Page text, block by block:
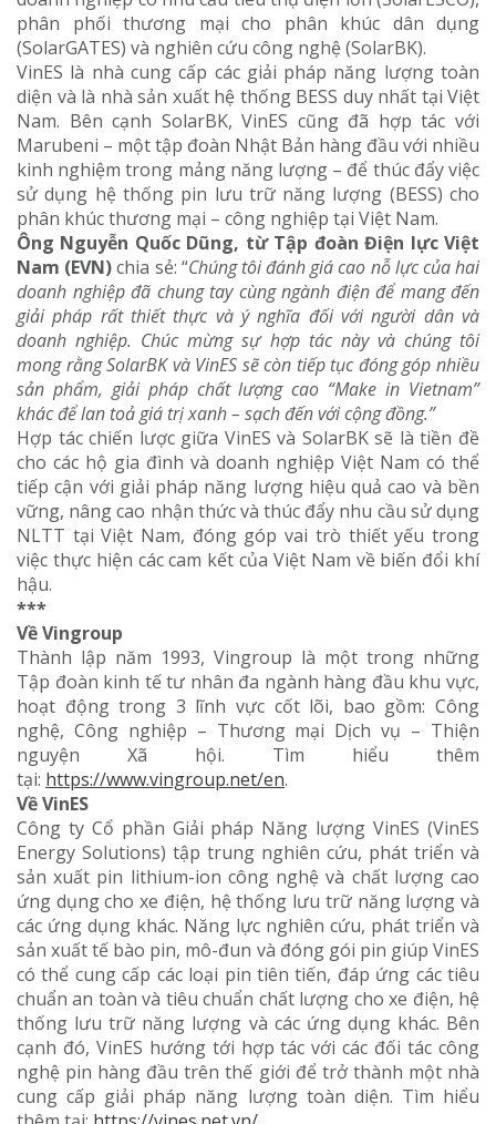
phân phối thương mại cho phân khúc dân dụng
(SolarGATES) và nghiên cứu công nghệ (SolarBK).
VinES là nhà cung cấp các giải pháp năng lượng toàn
diện và là nhà sản xuất hệ thống BESS duy nhất tại Việt
Nam. Bên cạnh SolarBK, VinES cũng đã hợp tác với
Marubeni – một tập đoàn Nhật Bản hàng đầu với nhiều
kinh nghiệm trong mảng năng lượng – để thúc đẩy việc
sử dụng hệ thống pin lưu trữ năng lượng (BESS) cho
phân khúc thương mại – công nghiệp tại Việt Nam.
Ông Nguyễn Quốc Dũng, từ Tập đoàn Điện lực Việt
Nam (EVN)chia sẻ: “Chúng tôi đánh giá cao nỗ lực của hai
doanh nghiệp đã chung tay cùng ngành điện để mang đến
giải pháp rất thiết thực và ý nghĩa đối với người dân và
doanh nghiệp. Chúc mừng sự hợp tác này và chúng tôi
mong rằng SolarBK và VinES sẽ còn tiếp tục đóng góp nhiều
sản phẩm, giải pháp chất lượng cao “Make in Vietnam”
khác để lan toả giá trị xanh – sạch đến với cộng đồng.”
Hợp tác chiến lược giữa VinES và SolarBK sẽ là tiền đề
cho các hộ gia đình và doanh nghiệp Việt Nam có thể
tiếp cận với giải pháp năng lượng hiệu quả cao và bền
vững, nâng cao nhận thức và thúc đẩy nhu cầu sử dụng
NLTT tại Việt Nam, đóng góp vai trò thiết yếu trong
việc thực hiện các cam kết của Việt Nam về biến đổi khí
hậu.
***
Về Vingroup
Thành lập năm 1993, Vingroup là một trong những
Tập đoàn kinh tế tư nhân đa ngành hàng đầu khu vực,
hoạt động trong 3 lĩnh vực cốt lõi, bao gồm: Công
nghệ, Công nghiệp – Thương mại Dịch vụ – Thiện
nguyện Xã hội. Tìm hiểu thêm
tại: https://www.vingroup.net/en.
Về VinES
Công ty Cổ phần Giải pháp Năng lượng VinES (VinES
Energy Solutions) tập trung nghiên cứu, phát triển và
sản xuất pin lithium-ion công nghệ và chất lượng cao
ứng dụng cho xe điện, hệ thống lưu trữ năng lượng và
các ứng dụng khác. Năng lực nghiên cứu, phát triển và
sản xuất tế bào pin, mô-đun và đóng gói pin giúp VinES
có thể cung cấp các loại pin tiên tiến, đáp ứng các tiêu
chuẩn an toàn và tiêu chuẩn chất lượng cho xe điện, hệ
thống lưu trữ năng lượng và các ứng dụng khác. Bên
cạnh đó, VinES hướng tới hợp tác với các đối tác công
nghệ pin hàng đầu trên thế giới để trở thành một nhà
cung cấp giải pháp năng lượng toàn diện. Tìm hiểu